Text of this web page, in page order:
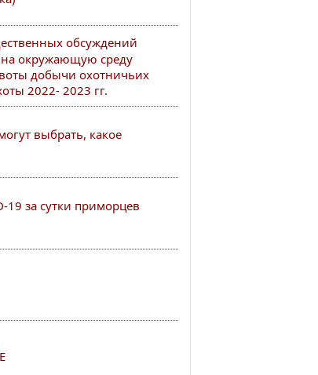
обсуждений
на окружающую среду
добычи охотничьих
2022- 2023 гг.
выбрать, какое
19 за сутки приморцев